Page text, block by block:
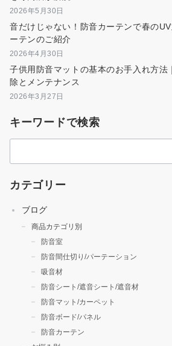
2026年5月30日
音だけじゃない！防音カーテンで春の
ーテンのご紹介
2026年4月30日
子供用防音マットの基本のお手入れ方法
除とメンテナンス
2026年3月27日
キーワードで検索
カテゴリー
ブログ
商品カテゴリ別
防音室
防音間仕切り/パーテーション
吸音材
防音シート/遮音シート/遮音材
防音マット/カーペット
防音ボード/パネル
防音カーテン